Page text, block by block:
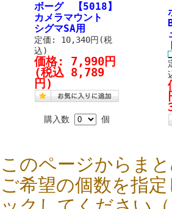
ボーグ 【5018】
カメラマウント
シグマSA用
定価: 10,340円(税
込)
価格: 7,990円
(税込 8,789
円)
購入数 個
このページからま
ご希望の個数を指